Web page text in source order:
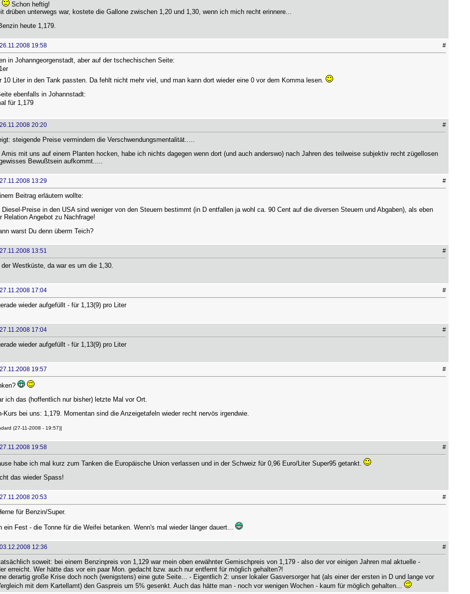
Schon heftig!
drüben unterwegs war, kostete die Gallone zwischen 1,20 und 1,30, wenn ich mich recht erinnere...
heute 1,179.
19:58 #
in Johanngeorgenstadt, aber auf der tschechischen Seite:
10 Liter in den Tank passten. Da fehlt nicht mehr viel, und man kann dort wieder eine 0 vor dem Komma lesen.
ebenfalls in Johannstadt:
für 1,179 
20:20 #
steigende Preise vermindern die Verschwendungsmentalität.....
Amis mit uns auf einem Planten hocken, habe ich nichts dagegen wenn dort (und auch anderswo) nach Jahren des teilweise subjektiv recht zügellosen
Bewußtsein aufkommt.....
13:29 #
Beitrag erläutern wollte:
Diesel-Preise in den USA sind weniger von den Steuern bestimmt (in D entfallen ja wohl ca. 90 Cent auf die diversen Steuern und Abgaben), als eben
Relation Angebot zu Nachfrage!
warst Du denn überm Teich?
13:51 #
Westküste, da war es um die 1,30.
17:04 #
wieder aufgefüllt - für 1,13(9) pro Liter
17:04 #
wieder aufgefüllt - für 1,13(9) pro Liter
19:57 #
ich das (hoffentlich nur bisher) letzte Mal vor Ort.
Kurs bei uns: 1,179. Momentan sind die Anzeigetafeln wieder recht nervös irgendwie.
(27-11-2008 - 19:57)]
19:58 #
habe ich mal kurz zum Tanken die Europäische Union verlassen und in der Schweiz für 0,96 Euro/Liter Super95 getankt.
das wieder Spass!
20:53 #
für Benzin/Super.
ein Fest - die Tonne für die Weifei betanken. Wenn's mal wieder länger dauert...
12:36 #
soweit: bei einem Benzinpreis von 1,129 war mein oben erwähnter Gemischpreis von 1,179 - also der vor einigen Jahren mal aktuelle -
erreicht. Wer hätte das vor ein paar Mon. gedacht bzw. auch nur entfernt für möglich gehalten?!
derartig große Krise doch noch (wenigstens) eine gute Seite... - Eigentlich 2: unser lokaler Gasversorger hat (als einer der ersten in D und lange vor
mit dem Kartellamt) den Gaspreis um 5% gesenkt. Auch das hätte man - noch vor wenigen Wochen - kaum für möglich gehalten...